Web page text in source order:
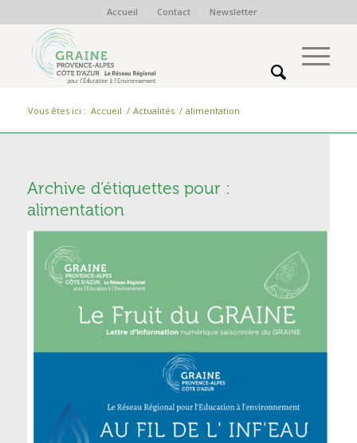
Accueil Contact Newsletter
Vous êtes ici : Accueil / Actualités / alimentation
Archive d’étiquettes pour :
alimentation